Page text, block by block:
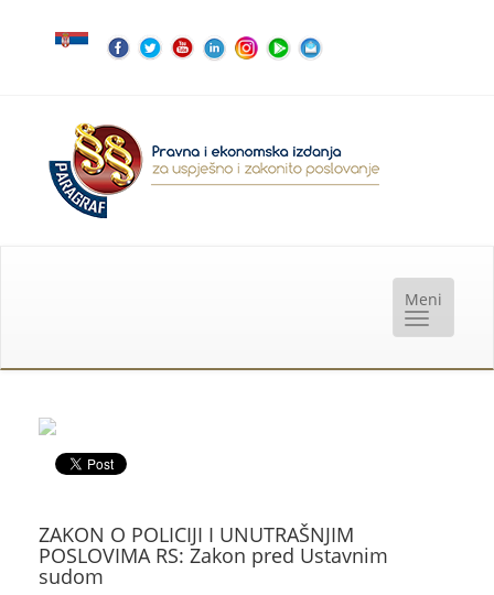
ZAKON O POLICIJI I UNUTRAŠNJIM
POSLOVIMA RS: Zakon pred Ustavnim
sudom